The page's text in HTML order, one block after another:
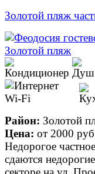
Золотой пляж
Район: Золотой
Цена: от 2000
Недорогое
сдаются